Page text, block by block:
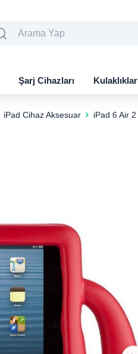
Şarj Cihazları Kulaklıklar
iPad Cihaz Aksesuar iPad 6 Air 2